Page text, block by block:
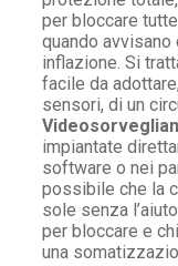
per bloccare
quando
inflazione. Si
facile da
sensori, di un
impiantate
software o nei
possibile che la
sole senza
per bloccare e
una